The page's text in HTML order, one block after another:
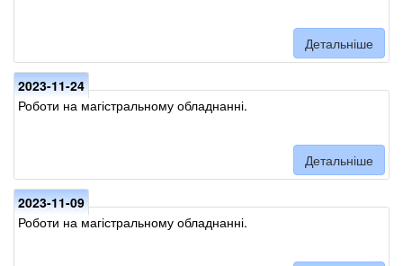
Детальніше
2023-11-24
Роботи на магістральному обладнанні.
Детальніше
2023-11-09
Роботи на магістральному обладнанні.